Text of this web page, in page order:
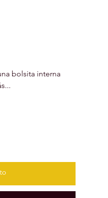
bolsita interna